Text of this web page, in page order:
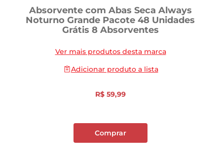
Absorvente com Abas Seca Always
Noturno Grande Pacote 48 Unidades
Grátis 8 Absorventes
Ver mais produtos desta marca
Adicionar produto a lista
R$ 59,99
Comprar